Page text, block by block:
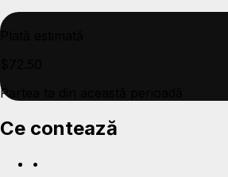
Plată estimată
Partea ta din această perioadă
Ce contează
•